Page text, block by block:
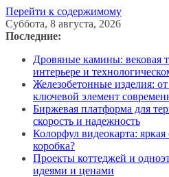
Перейти к содержимому
Суббота, 8 августа, 2026
Последние:
Дровяные камины: вековая
интерьере и
Железобетонные изделия:
ключевой элемент
Биржевая платформа для
скорость и надежность
Колорфул видеокарта:
коробка?
Проекты коттеджей и
идеями и ценами